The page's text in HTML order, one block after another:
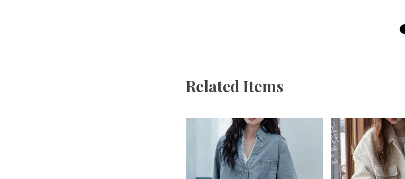
Related Items